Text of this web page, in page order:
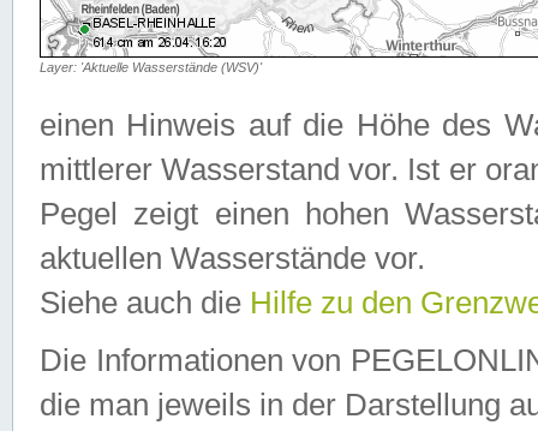
Layer: 'Aktuelle Wasserstände (WSV)'
einen Hinweis auf die Höhe des
mittlerer Wasserstand vor. Ist er
Pegel zeigt einen hohen
aktuellen Wasserstände vor.
Siehe auch die Hilfe zu den
Die Informationen von
die man jeweils in der Darstellung